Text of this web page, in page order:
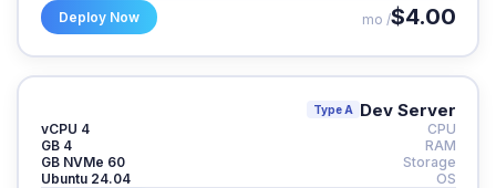
$4.00
/ mo
Deploy Now
Dev Server
Type A
CPU
4 vCPU
RAM
4 GB
Storage
60 GB NVMe
OS
Ubuntu 24.04